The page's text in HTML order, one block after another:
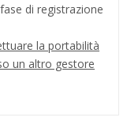
di registrazione
la portabilità
un altro gestore